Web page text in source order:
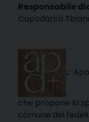
Responsabile
Capodarca
L’
che propone la
comune dei fedeli.